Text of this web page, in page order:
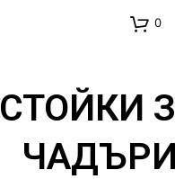
0
СТОЙКИ
ЧАДЪРИ